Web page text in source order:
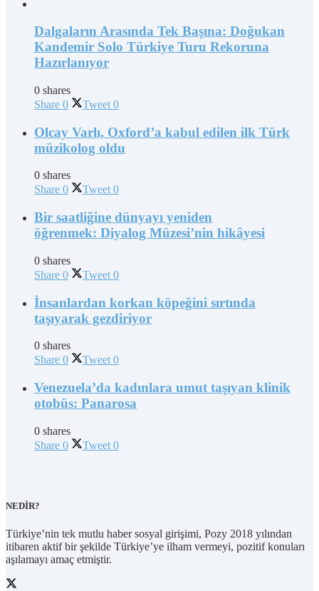
Dalgaların Arasında Tek Başına: Doğukan
Kandemir Solo Türkiye Turu Rekoruna
Hazırlanıyor
0 shares
Share 0 Tweet 0
Olcay Varlı, Oxford’a kabul edilen ilk Türk
müzikolog oldu
0 shares
Share 0 Tweet 0
Bir saatliğine dünyayı yeniden
öğrenmek: Diyalog Müzesi’nin hikâyesi
0 shares
Share 0 Tweet 0
İnsanlardan korkan köpeğini sırtında
taşıyarak gezdiriyor
0 shares
Share 0 Tweet 0
Venezuela’da kadınlara umut taşıyan klinik
otobüs: Panarosa
0 shares
Share 0 Tweet 0
NEDİR?
Türkiye’nin tek mutlu haber sosyal girişimi, Pozy 2018 yılından
itibaren aktif bir şekilde Türkiye’ye ilham vermeyi, pozitif konuları
aşılamayı amaç etmiştir.